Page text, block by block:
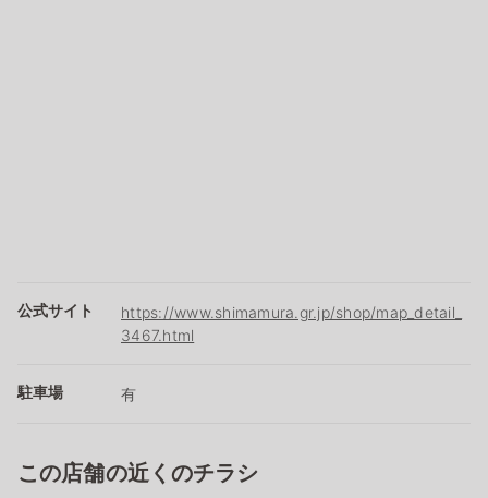
公式サイト
https://www.shimamura.gr.jp/shop/map_detail_
3467.html
駐車場 有
この店舗の近くのチラシ